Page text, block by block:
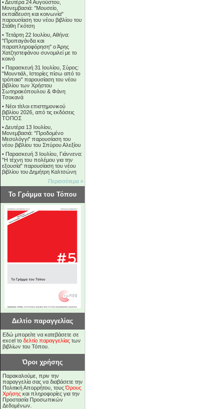
•Δευτέρα 24 Αυγούστου,
Μονεμβασιά: "Μουσείο,
εκπαίδευση και κοινωνία"
παρουσίαση του νέου βιβλίου του
Στάθη Γκότση
• Τετάρτη 22 Ιουλίου, Αθήνα:
"Προπαγάνδα και
παραπληροφόρηση" ο Άρης
Χατζηστεφάνου συνομιλεί με το
κοινό
• Παρασκευή 31 Ιουλίου, Σύρος:
"Μουντιάλ, Ιστορίες πίσω από το
τρόπαιο" παρουσίαση του νέου
βιβλίου των Χρήστου
Σωτηρακόπουλου & Φάνη
Τσοκανά
• Νέοι τίτλοι επιστημονικού
βιβλίου 2026, από τις εκδόσεις
ΤΟΠΟΣ
•Δευτέρα 13 Ιουλίου,
Μονεμβασιά: "Προδομένο
Μεσολόγγι" παρουσίαση του
νέου βιβλίου του Σπύρου Αλεξίου
• Παρασκευή 3 Ιουλίου, Γιάννενα:
"Η τέχνη του πολέμου για την
εξουσία" παρουσίαση του νέου
βιβλίου του Δημήτρη Καλτσώνη
Περισσότερα »
Το Γράμμα του Τόπου
Δελτίο παραγγελίας
Εδώ μπορείτε να κατεβάσετε σε
excel το δελτίο παραγγελίας των
βιβλίων του Τόπου.
Όροι χρήσης
Παρακαλούμε, πριν την
παραγγελία σας να διαβάσετε την
Πολιτική Απορρήτου, τουςΌρους
Χρήσης και πληροφορίες για την
Προστασία Προσωπικών
Δεδομένων.